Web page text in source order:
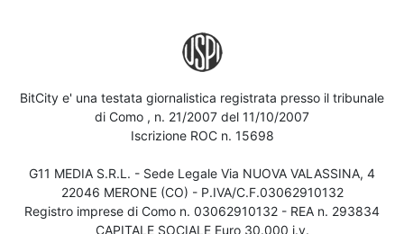
BitCity e' una testata giornalistica registrata presso il tribunale
di Como , n. 21/2007 del 11/10/2007
Iscrizione ROC n. 15698
G11 MEDIA S.R.L. - Sede Legale Via NUOVA VALASSINA, 4
22046 MERONE (CO) - P.IVA/C.F.03062910132
Registro imprese di Como n. 03062910132 - REA n. 293834
CAPITALE SOCIALE Euro 30.000 i.v.